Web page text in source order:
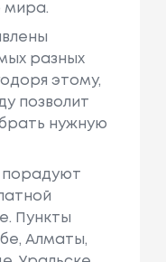
мира.
разных
этому,
позволит
нужную
порадуют
Пункты
Алматы,